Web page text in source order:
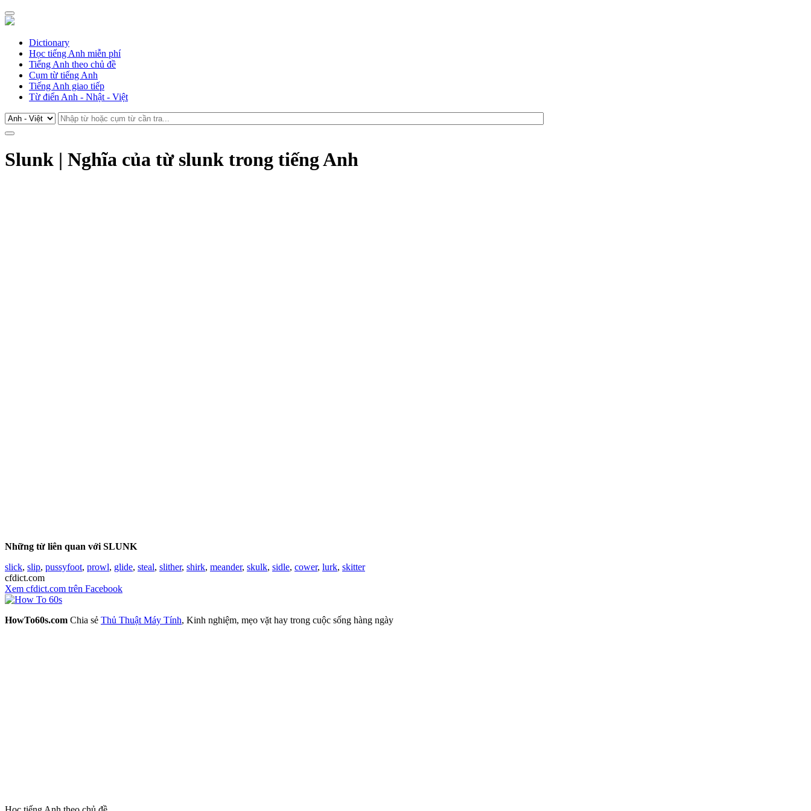
Dictionary
Học tiếng Anh miễn phí
Tiếng Anh theo chủ đề
Cụm từ tiếng Anh
Tiếng Anh giao tiếp
Từ điển Anh - Nhật - Việt
Slunk | Nghĩa của từ slunk trong tiếng Anh
Những từ liên quan với SLUNK
slick, slip, pussyfoot, prowl, glide, steal, slither, shirk, meander, skulk, sidle, cower, lurk, skitter
cfdict.com
Xem cfdict.com trên Facebook
HowTo60s.com Chia sẻ Thủ Thuật Máy Tính, Kinh nghiệm, mẹo vặt hay trong cuộc sống hàng ngày